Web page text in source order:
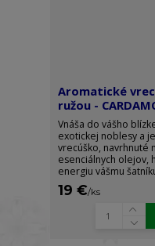
Aromatické
ružou -
Vnáša do vášho
exotickej noblesy a
vrecúško, navrhnuté
esenciálnych olejov,
energiu vášmu
19 €/ks